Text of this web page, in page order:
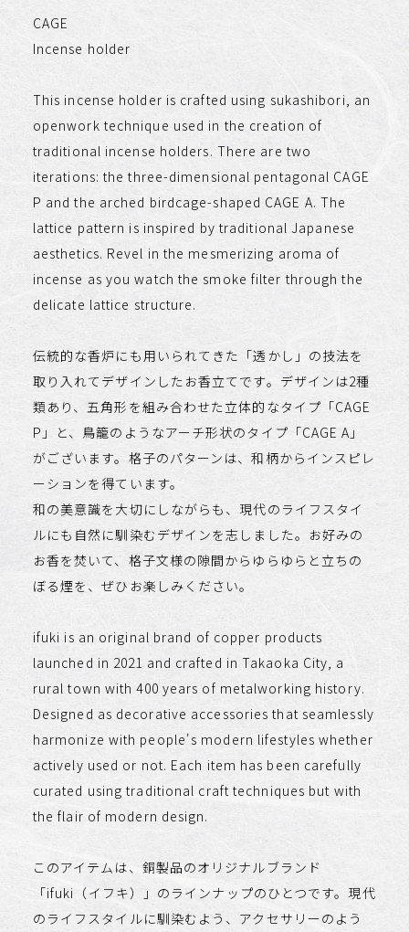
CAGE
Incense holder
This incense holder is crafted using sukashibori, an
openwork technique used in the creation of
traditional incense holders. There are two
iterations: the three-dimensional pentagonal CAGE
P and the arched birdcage-shaped CAGE A. The
lattice pattern is inspired by traditional Japanese
aesthetics. Revel in the mesmerizing aroma of
incense as you watch the smoke filter through the
delicate lattice structure.​​​​​​​
伝統的な香炉にも用いられてきた「透かし」の技法を
取り入れてデザインしたお香立てです。デザインは2種
類あり、五角形を組み合わせた立体的なタイプ「CAGE
P」と、鳥籠のようなアーチ形状のタイプ「CAGE A」
がございます。格子のパターンは、和柄からインスピレ
ーションを得ています。
和の美意識を大切にしながらも、現代のライフスタイ
ルにも自然に馴染むデザインを志しました。お好みの
お香を焚いて、格子文様の隙間からゆらゆらと立ちの
ぼる煙を、ぜひお楽しみください。
ifuki is an original brand of copper products
launched in 2021 and crafted in Takaoka City, a
rural town with 400 years of metalworking history.
Designed as decorative accessories that seamlessly
harmonize with people's modern lifestyles whether
actively used or not. Each item has been carefully
curated using traditional craft techniques but with
the flair of modern design.​​​​​​​
このアイテムは、銅製品のオリジナルブランド
「ifuki（イフキ）」のラインナップのひとつです。現代
のライフスタイルに馴染むよう、アクセサリーのよう